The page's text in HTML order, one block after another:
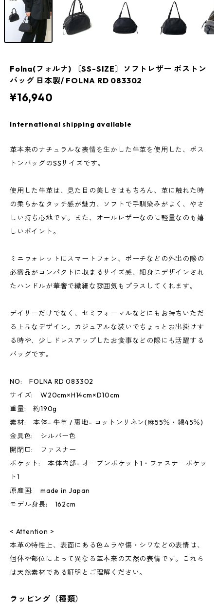
Folna(フォルナ) 〔SS-SIZE〕ソフトレザー ボストン
バッグ 日本製/ FOLNA RD 083302
¥16,940
International shipping available
革本来のナチュラルな表情を生かした牛革を使用した、ボス
トンバッグのSSサイズです。
使用した牛革は、見た目の美しさはもちろん、革に触れた時
の柔らかなタッチ感が魅力、ソフトで手馴染みがよく、やさ
しい持ち心地です。また、オールレザーなのに軽量なのも嬉
しいポイント。
ミニウォレットにスマートフォン、ポーチなどの外出の際の
必需品がコンパクトに収まるサイズ感、細身にデザインされ
たハンドルが華奢で繊細な雰囲気もプラスしてくれます。
デイリーだけでなく、セミフォーマルなどにもお持ちいただ
る上品なデザイン。カジュアルな装いでちょっとお出掛けす
る時や、少しドレスアップしたお食事などの際にも活躍する
バッグです。
NO: FOLNA RD 083302
サイズ: W20cm×H14cm×D10cm
重量: 約190g
素材: 本体- 牛革 / 裏地- コットンリネン(麻55％・綿45％)
金具色: シルバー色
開閉口: ファスナー
ポケット: 本体内部- オープンポケット1・ファスナーポケッ
ト1
原産国: made in Japan
モデル身長: 162cm
< Attention >
本革の特性上、表面にある色ムラや傷・シワなどの表情は、
個体や部位によって異なる革本来の天然の表情です。これら
は天然素材である証明とご理解ください。
ラッピング（種類）